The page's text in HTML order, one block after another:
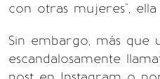
con otras mujeres",
Sin embargo, más que
escandalosamente